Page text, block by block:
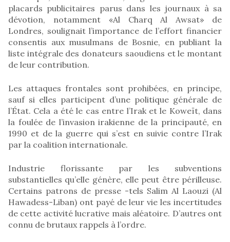
placards publicitaires parus dans les journaux à sa
dévotion, notamment «Al Charq Al Awsat» de
Londres, soulignait l’importance de l’effort financier
consentis aux musulmans de Bosnie, en publiant la
liste intégrale des donateurs saoudiens et le montant
de leur contribution.
Les attaques frontales sont prohibées, en principe,
sauf si elles participent d’une politique générale de
l’État. Cela a été le cas entre l’Irak et le Koweït, dans
la foulée de l’invasion irakienne de la principauté, en
1990 et de la guerre qui s’est en suivie contre l’Irak
par la coalition internationale.
Industrie florissante par les subventions
substantielles qu’elle génère, elle peut être périlleuse.
Certains patrons de presse -tels Salim Al Laouzi (Al
Hawadess-Liban) ont payé de leur vie les incertitudes
de cette activité lucrative mais aléatoire. D’autres ont
connu de brutaux rappels à l’ordre.